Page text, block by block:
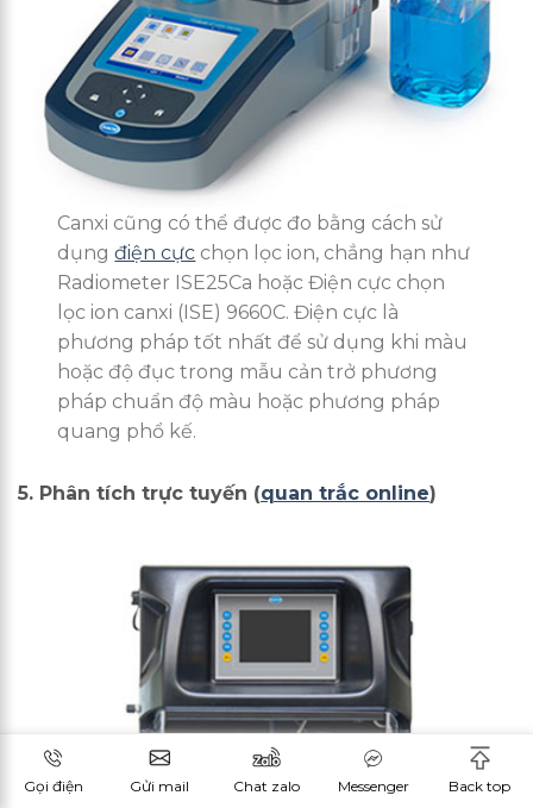
Canxi cũng có thể được đo bằng cách sử
dụngđiện cực chọn lọc ion, chẳng hạn như
Radiometer ISE25Ca hoặc Điện cực chọn
lọc ion canxi (ISE) 9660C. Điện cực là
phương pháp tốt nhất để sử dụng khi màu
hoặc độ đục trong mẫu cản trở phương
pháp chuẩn độ màu hoặc phương pháp
quang phổ kế.
5. Phân tích trực tuyến (quan trắc online)
Gọi điện Gửi mail Chat zalo Messenger Back top